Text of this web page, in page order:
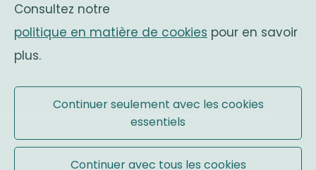
Consultez notre
politique en matière de cookies pour en savoir
plus.
Continuer seulement avec les cookies
essentiels
Continuer avec tous les cookies
monarchie belge
Site officiel
Conditions d'utilisation|Mentions légales